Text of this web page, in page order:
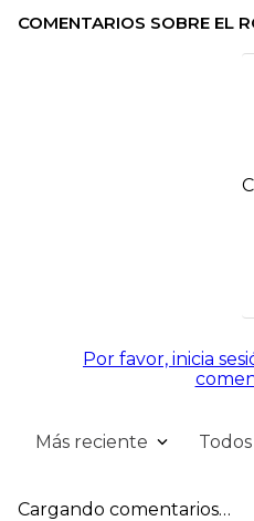
COMENTARIOS SOBRE EL
Por favor, inicia
Más reciente Todos
Cargando comentarios…